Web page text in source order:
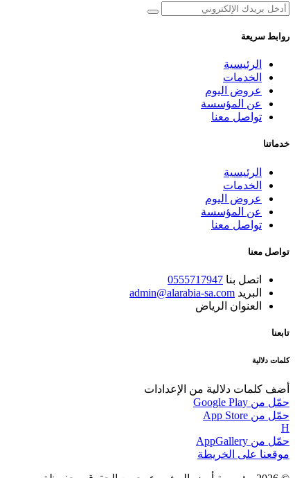
روابط سريعة
الرئيسية
الخدمات
عروض اليوم
عن المؤسسة
تواصل معنا
خدماتنا
الرئيسية
الخدمات
عروض اليوم
عن المؤسسة
تواصل معنا
تواصل معنا
اتصل بنا 0555717947
البريد admin@alarabia-sa.com
العنوان الرياض
تابعنا
كلمات دلالية
أضف كلمات دلالية من الإعدادات
حمّل من Google Play
حمّل من App Store
H
حمّل من AppGallery
موقعنا على الخريطة